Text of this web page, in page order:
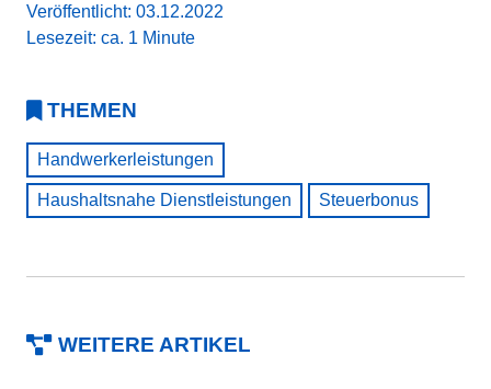
Veröffentlicht: 03.12.2022
Lesezeit: ca. 1 Minute
THEMEN
Handwerkerleistungen
Haushaltsnahe Dienstleistungen Steuerbonus
WEITERE ARTIKEL